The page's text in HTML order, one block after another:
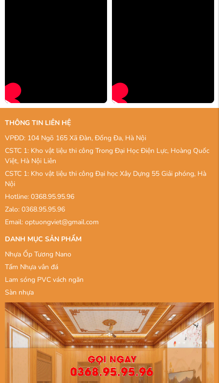
THÔNG TIN LIÊN HỆ
VPĐD: 104 Ngõ 165 Xã Đàn, Đống Đa, Hà Nội
CSTC 1: Kho vật liệu thi công Trong Đại Học Điện Lực, Hoàng Quốc
Việt, Hà Nội Liên
CSTC 1: Kho vật liệu thi công Đại học Xây Dựng 55 Giải phóng, Hà
Nội
Hotline: 0368.95.95.96
Zalo: 0368.95.95.96
Email: optuongviet@gmail.com
DANH MỤC SẢN PHẨM
Nhựa Ốp Tương Nano
Tấm Nhựa vân đá
Lam sóng PVC vách ngăn
Sàn nhựa